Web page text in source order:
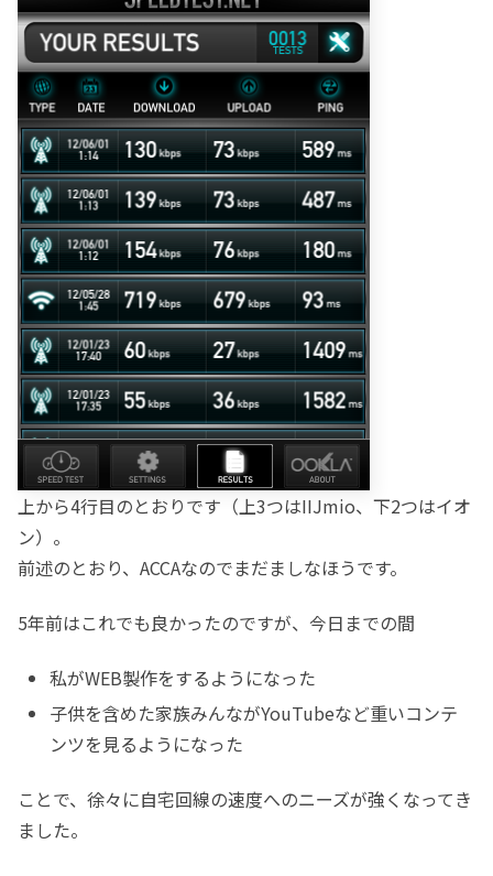
上から4行目のとおりです（上3つはIIJmio、下2つはイオ
ン）。
前述のとおり、ACCAなのでまだましなほうです。
5年前はこれでも良かったのですが、今日までの間
私がWEB製作をするようになった
子供を含めた家族みんながYouTubeなど重いコンテ
ンツを見るようになった
ことで、徐々に自宅回線の速度へのニーズが強くなってき
ました。